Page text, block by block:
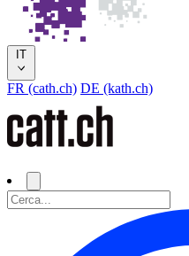
IT
FR (cath.ch) DE (kath.ch)